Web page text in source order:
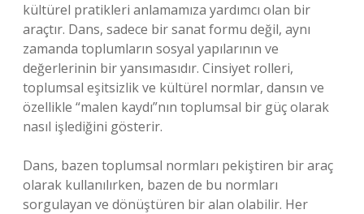
kültürel pratikleri anlamamıza yardımcı olan bir
araçtır. Dans, sadece bir sanat formu değil, aynı
zamanda toplumların sosyal yapılarının ve
değerlerinin bir yansımasıdır. Cinsiyet rolleri,
toplumsal eşitsizlik ve kültürel normlar, dansın ve
özellikle “malen kaydı”nın toplumsal bir güç olarak
nasıl işlediğini gösterir.
Dans, bazen toplumsal normları pekiştiren bir araç
olarak kullanılırken, bazen de bu normları
sorgulayan ve dönüştüren bir alan olabilir. Her